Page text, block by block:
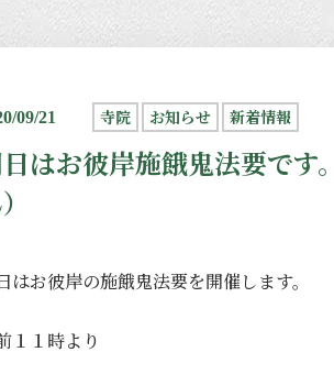
09/21 寺院 お知らせ 新着情報
はお彼岸施餓鬼法要です
はお彼岸の施餓鬼法要を開催します。
１１時より